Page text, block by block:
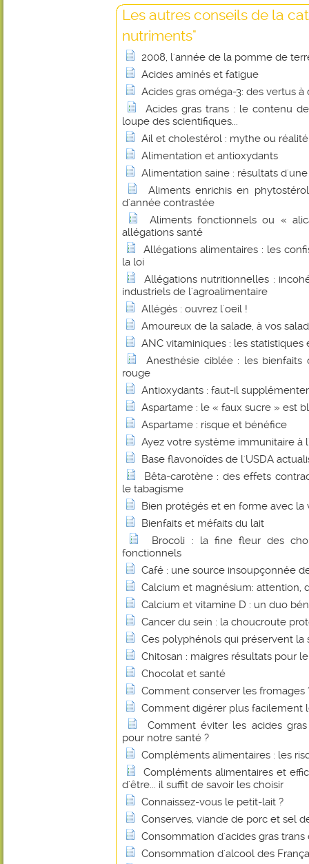
Les autres conseils de la
nutriments"
2008, l'année de la pomme de
Acides aminés et fatigue
Acides gras oméga-3: des vertus à
Acides gras trans : le contenu
loupe des scientifiques...
Ail et cholestérol : mythe ou réalité
Alimentation et antioxydants
Alimentation saine : résultats
Aliments enrichis en
d'année contrastée
Aliments fonctionnels ou «
allégations santé
Allégations alimentaires : les
la loi
Allégations nutritionnelles :
industriels de l'agroalimentaire
Allégés : ouvrez l'oeil !
Amoureux de la salade, à vos
ANC vitaminiques : les statistiques
Anesthésie ciblée : les
rouge
Antioxydants : faut-il
Aspartame : le « faux sucre » est
Aspartame : risque et bénéfice
Ayez votre système immunitaire à
Base flavonoïdes de l'USDA
Bêta-carotène : des effets
le tabagisme
Bien protégés et en forme avec la
Bienfaits et méfaits du lait
Brocoli : la fine fleur des
fonctionnels
Café : une source insoupçonnée
Calcium et magnésium: attention,
Calcium et vitamine D : un duo
Cancer du sein : la choucroute
Ces polyphénols qui préservent la
Chitosan : maigres résultats pour
Chocolat et santé
Comment conserver les fromages
Comment digérer plus facilement
Comment éviter les acides
pour notre santé ?
Compléments alimentaires : les
Compléments alimentaires et
d'être... il suffit de savoir les choisir
Connaissez-vous le petit-lait ?
Conserves, viande de porc et sel
Consommation d'acides gras
Consommation d'alcool des